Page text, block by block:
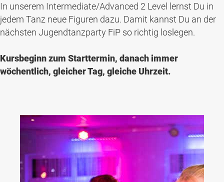
In unserem Intermediate/Advanced 2 Level lernst Du in
jedem Tanz neue Figuren dazu. Damit kannst Du an der
nächsten Jugendtanzparty FiP so richtig loslegen.
Kursbeginn zum Starttermin, danach immer
wöchentlich, gleicher Tag, gleiche Uhrzeit.